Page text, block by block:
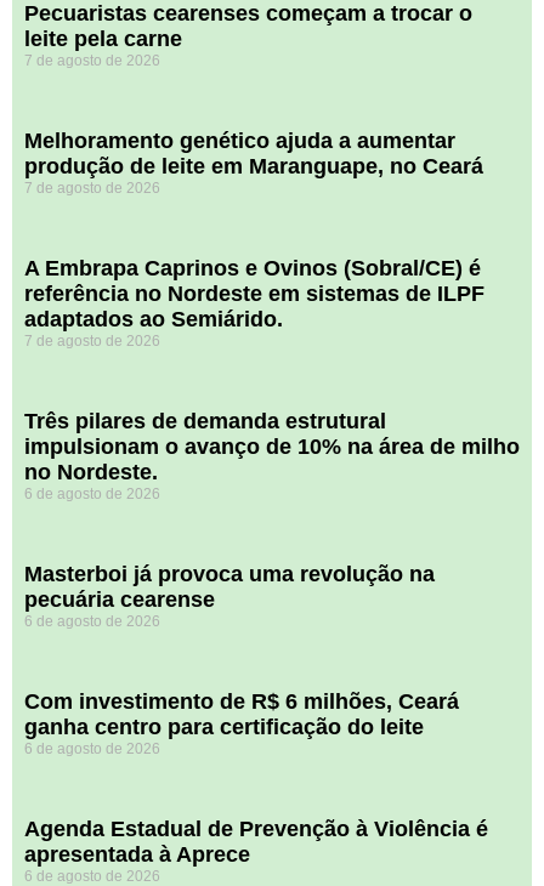
Pecuaristas cearenses começam a trocar o
leite pela carne
7 de agosto de 2026
Melhoramento genético ajuda a aumentar
produção de leite em Maranguape, no Ceará
7 de agosto de 2026
A Embrapa Caprinos e Ovinos (Sobral/CE) é
referência no Nordeste em sistemas de ILPF
adaptados ao Semiárido.
7 de agosto de 2026
​Três pilares de demanda estrutural
impulsionam o avanço de 10% na área de milho
no Nordeste.
6 de agosto de 2026
Masterboi já provoca uma revolução na
pecuária cearense
6 de agosto de 2026
Com investimento de R$ 6 milhões, Ceará
ganha centro para certificação do leite
6 de agosto de 2026
Agenda Estadual de Prevenção à Violência é
apresentada à Aprece
6 de agosto de 2026